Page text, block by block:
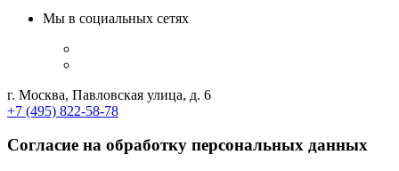
Мы в социальных сетях
г. Москва, Павловская улица, д. 6
+7 (495) 822-58-78
Согласие на обработку персональных данных